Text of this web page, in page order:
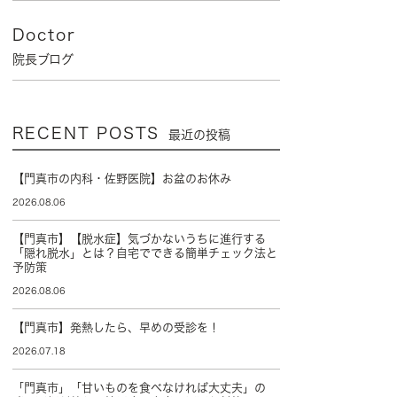
Doctor
院長ブログ
RECENT POSTS 最近の投稿
【門真市の内科・佐野医院】お盆のお休み
2026.08.06
【門真市】【脱水症】気づかないうちに進行する
「隠れ脱水」とは？自宅でできる簡単チェック法と
予防策
2026.08.06
【門真市】発熱したら、早めの受診を！
2026.07.18
「門真市」「甘いものを食べなければ大丈夫」の